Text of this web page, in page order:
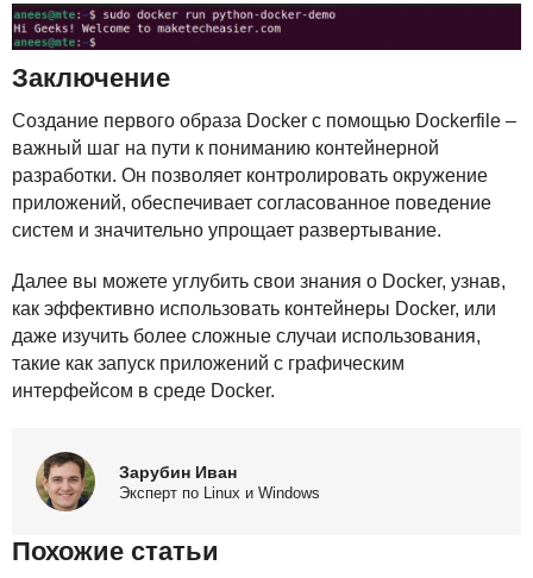
Заключение
Создание первого образа Docker с помощью Dockerfile –
важный шаг на пути к пониманию контейнерной
разработки. Он позволяет контролировать окружение
приложений, обеспечивает согласованное поведение
систем и значительно упрощает развертывание.
Далее вы можете углубить свои знания о Docker, узнав,
как эффективно использовать контейнеры Docker, или
даже изучить более сложные случаи использования,
такие как запуск приложений с графическим
интерфейсом в среде Docker.
Зарубин Иван
Эксперт по Linux и Windows
Похожие статьи